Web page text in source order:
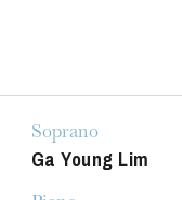
Soprano
Ga Young Lim